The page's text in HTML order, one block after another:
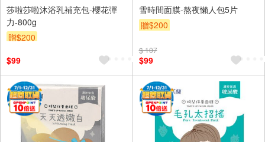
莎啦莎啦沐浴乳補充包-櫻花彈
力-800g
贈$200
$99
雪時間面膜-熬夜懶人包5片
贈$200
$ 107
$99